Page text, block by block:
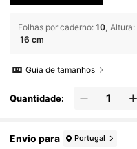
Folhas por caderno: 10 Altura:
16 cm
Guia de tamanhos
Quantidade:
Envio para Portugal